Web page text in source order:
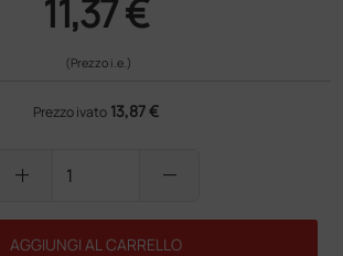
11,37 €
(Prezzo i.e.)
Prezzo ivato 13,87 €
add remove
AGGIUNGI AL CARRELLO